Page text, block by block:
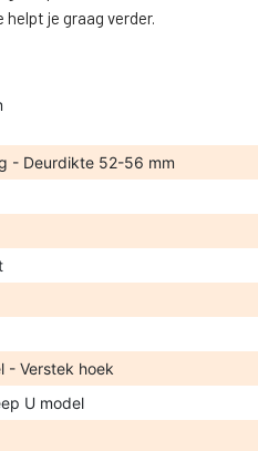
je graag verder.
- Deurdikte 52-56 mm
- Verstek hoek
U model